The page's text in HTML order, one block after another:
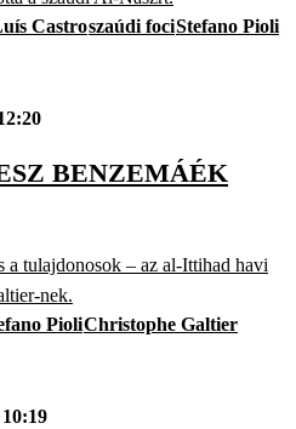
Castroszaúdi fociStefano Pioli
BENZEMÁÉK
a tulajdonosok – az al-Ittihad havi
nek.
PioliChristophe Galtier